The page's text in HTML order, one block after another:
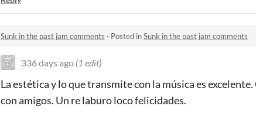
Sunk in the past jam comments · Posted inSunk in the past jam comments
336 days ago (1 edit)
La estética y lo que transmite con la música es
con amigos. Un re laburo loco felicidades.